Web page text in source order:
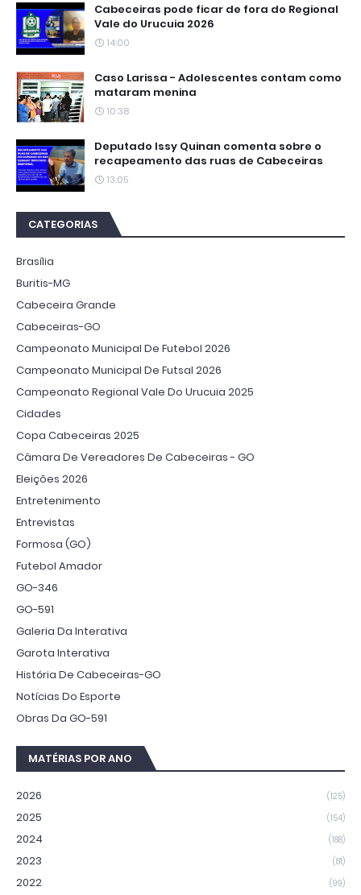
Cabeceiras pode ficar de fora do Regional
Vale do Urucuia 2026
14:00
Caso Larissa - Adolescentes contam como
mataram menina
10:38
Deputado Issy Quinan comenta sobre o
recapeamento das ruas de Cabeceiras
13:05
CATEGORIAS
Brasília
Buritis-MG
Cabeceira Grande
Cabeceiras-GO
Campeonato Municipal De Futebol 2026
Campeonato Municipal De Futsal 2026
Campeonato Regional Vale Do Urucuia 2025
Cidades
Copa Cabeceiras 2025
Câmara De Vereadores De Cabeceiras - GO
Eleições 2026
Entretenimento
Entrevistas
Formosa (GO)
Futebol Amador
GO-346
GO-591
Galeria Da Interativa
Garota Interativa
História De Cabeceiras-GO
Notícias Do Esporte
Obras Da GO-591
MATÉRIAS POR ANO
2026 (125)
2025 (154)
2024 (188)
2023 (81)
2022 (99)